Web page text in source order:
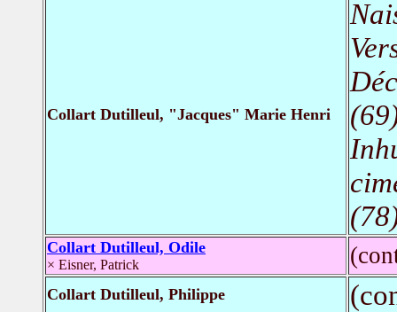
Collart Dutilleul, "Jacques" Marie Henri
Collart Dutilleul, Odile
× Eisner, Patrick
Collart Dutilleul, Philippe